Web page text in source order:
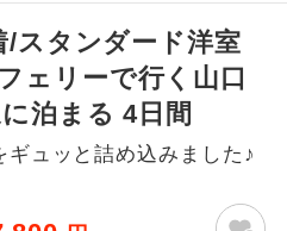
スタンダード洋室
ェリーで行く山口
泊まる 4日間
ギュッと詰め込みました♪
空港（駅）から最終日出発空港
で添乗員が同行します。
ドが乗務し、車内での観光案内
す。